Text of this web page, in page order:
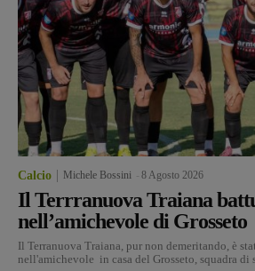
Calcio Michele Bossini 8 Agosto 2026
Il Terrranuova Traiana
nell’amichevole di Grosseto
Il Terranuova Traiana, pur non demeritando, è
nell'amichevole in casa del Grosseto, squadra di